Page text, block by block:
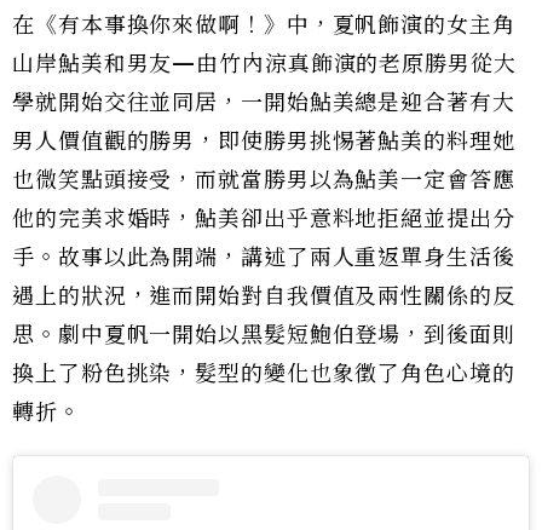
在《有本事換你來做啊！》中，夏帆飾演的女主角
山岸鮎美和男友—由竹內涼真飾演的老原勝男從大
學就開始交往並同居，一開始鮎美總是迎合著有大
男人價值觀的勝男，即使勝男挑惕著鮎美的料理她
也微笑點頭接受，而就當勝男以為鮎美一定會答應
他的完美求婚時，鮎美卻出乎意料地拒絕並提出分
手。故事以此為開端，講述了兩人重返單身生活後
遇上的狀況，進而開始對自我價值及兩性關係的反
思。劇中夏帆一開始以黑髮短鮑伯登場，到後面則
換上了粉色挑染，髮型的變化也象徵了角色心境的
轉折。